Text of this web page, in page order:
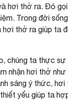
hơi thở ra. Đó
Trong đời
hơi thở ra giúp ta
chúng ta thực sự
nhận hơi thở như
sáng ý thức, hơi
yếu giúp ta